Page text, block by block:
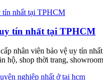
tín nhất tại TPHCM
nhân viên bảo vệ uy tín
hộ, shop thời trang,